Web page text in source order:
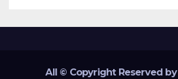
All © Copyright Reserved by